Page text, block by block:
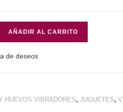
AÑADIR AL CARRITO
de deseos
HUEVOS VIBRADORES, JUGUETES,